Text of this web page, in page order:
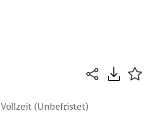
Vollzeit (Unbefristet)